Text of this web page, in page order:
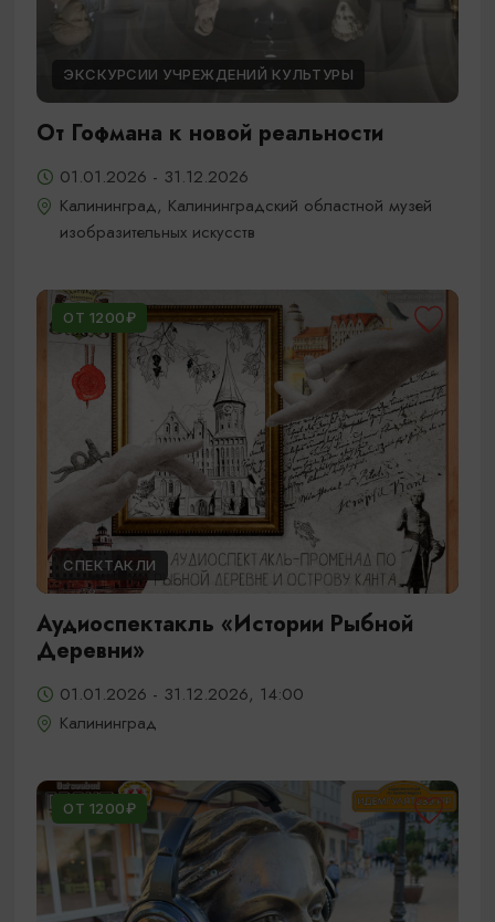
ЭКСКУРСИИ УЧРЕЖДЕНИЙ КУЛЬТУРЫ
От Гофмана к новой реальности
01.01.2026 - 31.12.2026
Калининград, Калининградский областной музей
изобразительных искусств
ОТ 1200₽
СПЕКТАКЛИ
Аудиоспектакль «Истории Рыбной
Деревни»
01.01.2026 - 31.12.2026, 14:00
Калининград
ОТ 1200₽